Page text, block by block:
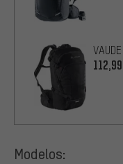
Modelos: